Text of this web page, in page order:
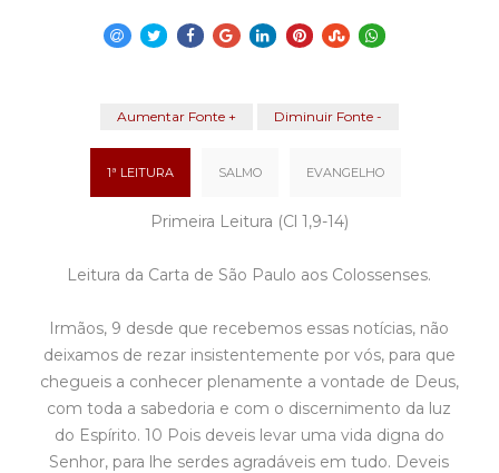
Aumentar Fonte + Diminuir Fonte -
1ª LEITURA SALMO EVANGELHO
Primeira Leitura (Cl 1,9-14)
Leitura da Carta de São Paulo aos Colossenses.
Irmãos, 9 desde que recebemos essas notícias, não
deixamos de rezar insistentemente por vós, para que
chegueis a conhecer plenamente a vontade de Deus,
com toda a sabedoria e com o discernimento da luz
do Espírito. 10 Pois deveis levar uma vida digna do
Senhor, para lhe serdes agradáveis em tudo. Deveis